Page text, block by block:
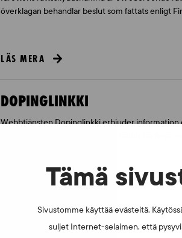
Tämä
Sivustomme käyttää evästeitä.
suljet Internet-selaimen, että
överklagan behandlar beslut som fattats enligt
LÄS MERA
DOPINGLINKKI
Webbtjänsten Dopinglinkki erbjuder
IDROTTSINSTITUTEN